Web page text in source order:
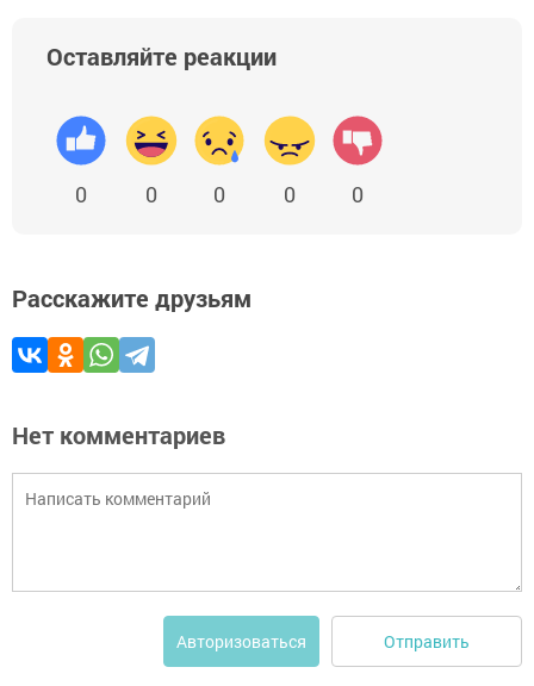
Оставляйте реакции
0 0 0 0 0
Расскажите друзьям
Нет комментариев
Авторизоваться Отправить